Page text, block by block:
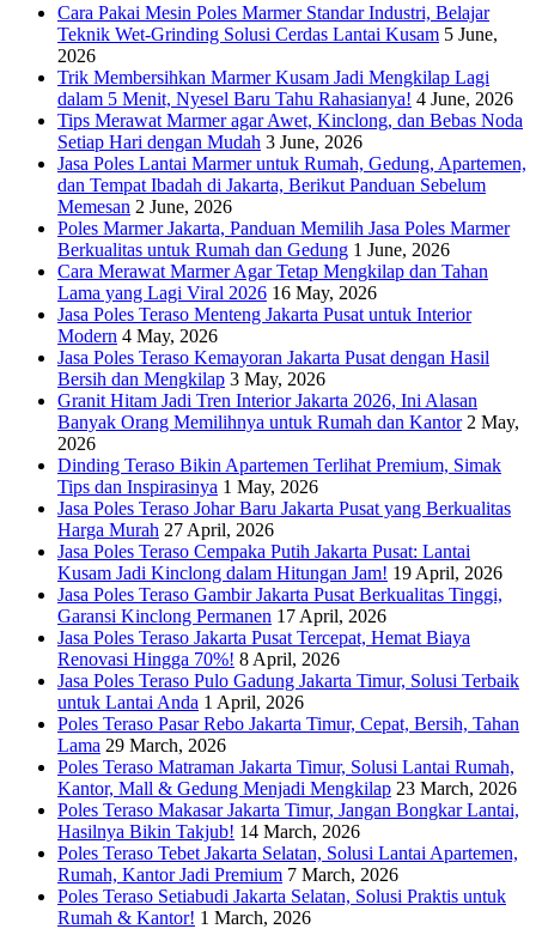
Cara Pakai Mesin Poles Marmer Standar Industri, Belajar
Teknik Wet-Grinding Solusi Cerdas Lantai Kusam 5 June,
2026
Trik Membersihkan Marmer Kusam Jadi Mengkilap Lagi
dalam 5 Menit, Nyesel Baru Tahu Rahasianya! 4 June, 2026
Tips Merawat Marmer agar Awet, Kinclong, dan Bebas Noda
Setiap Hari dengan Mudah 3 June, 2026
Jasa Poles Lantai Marmer untuk Rumah, Gedung, Apartemen,
dan Tempat Ibadah di Jakarta, Berikut Panduan Sebelum
Memesan 2 June, 2026
Poles Marmer Jakarta, Panduan Memilih Jasa Poles Marmer
Berkualitas untuk Rumah dan Gedung 1 June, 2026
Cara Merawat Marmer Agar Tetap Mengkilap dan Tahan
Lama yang Lagi Viral 2026 16 May, 2026
Jasa Poles Teraso Menteng Jakarta Pusat untuk Interior
Modern 4 May, 2026
Jasa Poles Teraso Kemayoran Jakarta Pusat dengan Hasil
Bersih dan Mengkilap 3 May, 2026
Granit Hitam Jadi Tren Interior Jakarta 2026, Ini Alasan
Banyak Orang Memilihnya untuk Rumah dan Kantor 2 May,
2026
Dinding Teraso Bikin Apartemen Terlihat Premium, Simak
Tips dan Inspirasinya 1 May, 2026
Jasa Poles Teraso Johar Baru Jakarta Pusat yang Berkualitas
Harga Murah 27 April, 2026
Jasa Poles Teraso Cempaka Putih Jakarta Pusat: Lantai
Kusam Jadi Kinclong dalam Hitungan Jam! 19 April, 2026
Jasa Poles Teraso Gambir Jakarta Pusat Berkualitas Tinggi,
Garansi Kinclong Permanen 17 April, 2026
Jasa Poles Teraso Jakarta Pusat Tercepat, Hemat Biaya
Renovasi Hingga 70%! 8 April, 2026
Jasa Poles Teraso Pulo Gadung Jakarta Timur, Solusi Terbaik
untuk Lantai Anda 1 April, 2026
Poles Teraso Pasar Rebo Jakarta Timur, Cepat, Bersih, Tahan
Lama 29 March, 2026
Poles Teraso Matraman Jakarta Timur, Solusi Lantai Rumah,
Kantor, Mall & Gedung Menjadi Mengkilap 23 March, 2026
Poles Teraso Makasar Jakarta Timur, Jangan Bongkar Lantai,
Hasilnya Bikin Takjub! 14 March, 2026
Poles Teraso Tebet Jakarta Selatan, Solusi Lantai Apartemen,
Rumah, Kantor Jadi Premium 7 March, 2026
Poles Teraso Setiabudi Jakarta Selatan, Solusi Praktis untuk
Rumah & Kantor! 1 March, 2026